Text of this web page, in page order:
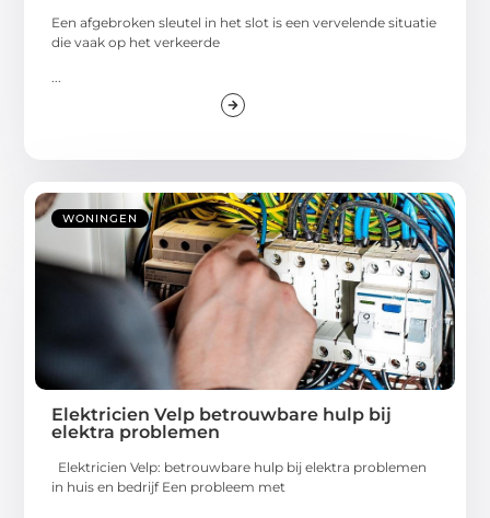
Een afgebroken sleutel in het slot is een vervelende situatie
die vaak op het verkeerde
...
WONINGEN
Elektricien Velp betrouwbare hulp bij
elektra problemen
Elektricien Velp: betrouwbare hulp bij elektra problemen
in huis en bedrijf Een probleem met